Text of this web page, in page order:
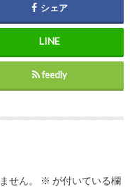
シェア
feedly
せん。 ※ が付いている欄